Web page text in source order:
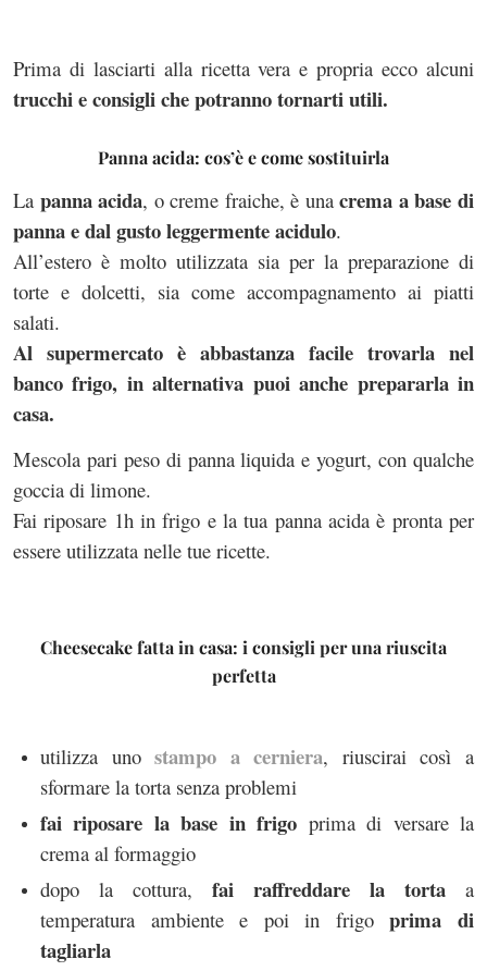
Prima di lasciarti alla ricetta vera e propria ecco alcuni
trucchi e consigli che potranno tornarti utili.
Panna acida: cos’è e come sostituirla
La panna acida, o creme fraiche, è unacrema a base di
panna e dal gusto leggermente acidulo.
All’estero è molto utilizzata sia per la preparazione di
torte e dolcetti, sia come accompagnamento ai piatti
salati.
Al supermercato è abbastanza facile trovarla nel
banco frigo, in alternativa puoi anche prepararla in
casa.
Mescola pari peso di panna liquida e yogurt, con qualche
goccia di limone.
Fai riposare 1h in frigo e la tua panna acida è pronta per
essere utilizzata nelle tue ricette.
Cheesecake fatta in casa: i consigli per una riuscita
perfetta
utilizza unostampo a cerniera, riuscirai così a
sformare la torta senza problemi
fai riposare la base in frigo prima di versare la
crema al formaggio
dopo la cottura, fai raffreddare la torta a
temperatura ambiente e poi in frigoprima di
tagliarla